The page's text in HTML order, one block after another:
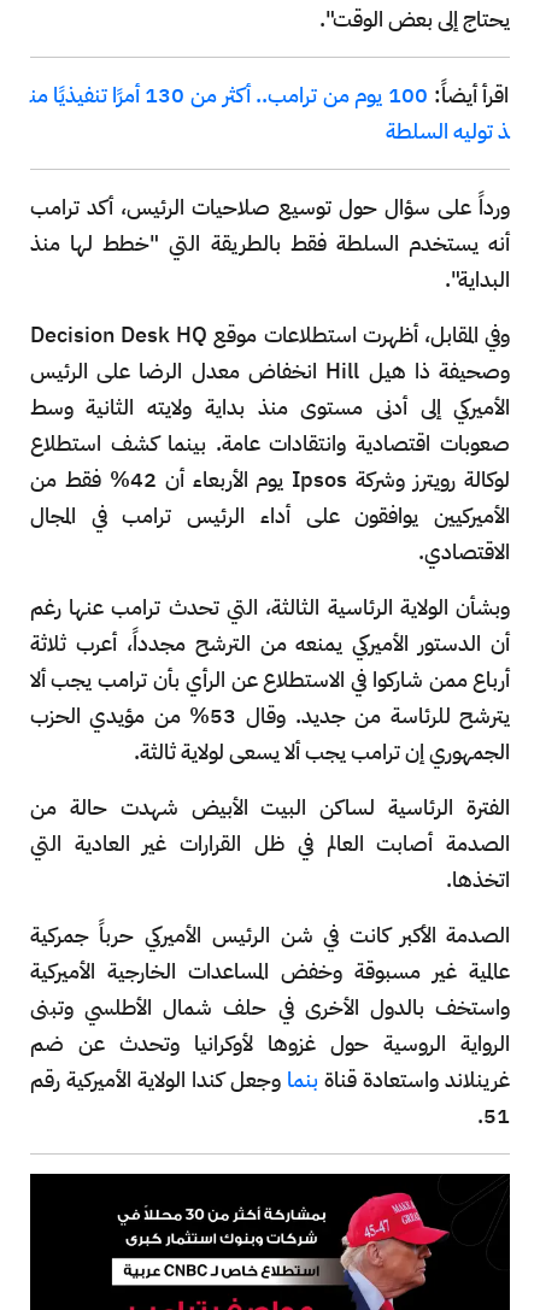
يحتاج إلى بعض الوقت".
اقرأ أيضاً:
100 يوم من ترامب.. أكثر من 130 أمرًا تنفيذيًا من
ذ توليه السلطة
ورداً على سؤال حول توسيع صلاحيات الرئيس، أكد ترامب
أنه يستخدم السلطة فقط بالطريقة التي "خطط لها منذ
البداية".
وفي المقابل، أظهرت استطلاعات موقع Decision Desk HQ
وصحيفة ذا هيل Hill انخفاض معدل الرضا على الرئيس
الأميركي إلى أدنى مستوى منذ بداية ولايته الثانية وسط
صعوبات اقتصادية وانتقادات عامة. بينما كشف استطلاع
لوكالة رويترز وشركة Ipsos يوم الأربعاء أن 42% فقط من
الأميركيين يوافقون على أداء الرئيس ترامب في المجال
الاقتصادي.
وبشأن الولاية الرئاسية الثالثة، التي تحدث ترامب عنها رغم
أن الدستور الأميركي يمنعه من الترشح مجدداً، أعرب ثلاثة
أرباع ممن شاركوا في الاستطلاع عن الرأي بأن ترامب يجب ألا
يترشح للرئاسة من جديد. وقال 53% من مؤيدي الحزب
الجمهوري إن ترامب يجب ألا يسعى لولاية ثالثة.
الفترة الرئاسية لساكن البيت الأبيض شهدت حالة من
الصدمة أصابت العالم في ظل القرارات غير العادية التي
اتخذها.
الصدمة الأكبر كانت في شن الرئيس الأميركي حرباً جمركية
عالمية غير مسبوقة وخفض المساعدات الخارجية الأميركية
واستخف بالدول الأخرى في حلف شمال الأطلسي وتبنى
الرواية الروسية حول غزوها لأوكرانيا وتحدث عن ضم
غرينلاند واستعادة قناةبنماوجعل كندا الولاية الأميركية رقم
51.